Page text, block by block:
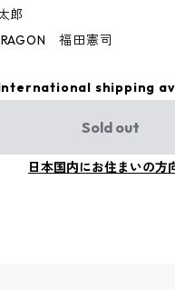
郎
福田憲司
shipping
Sold out
日本国内にお住まいの方